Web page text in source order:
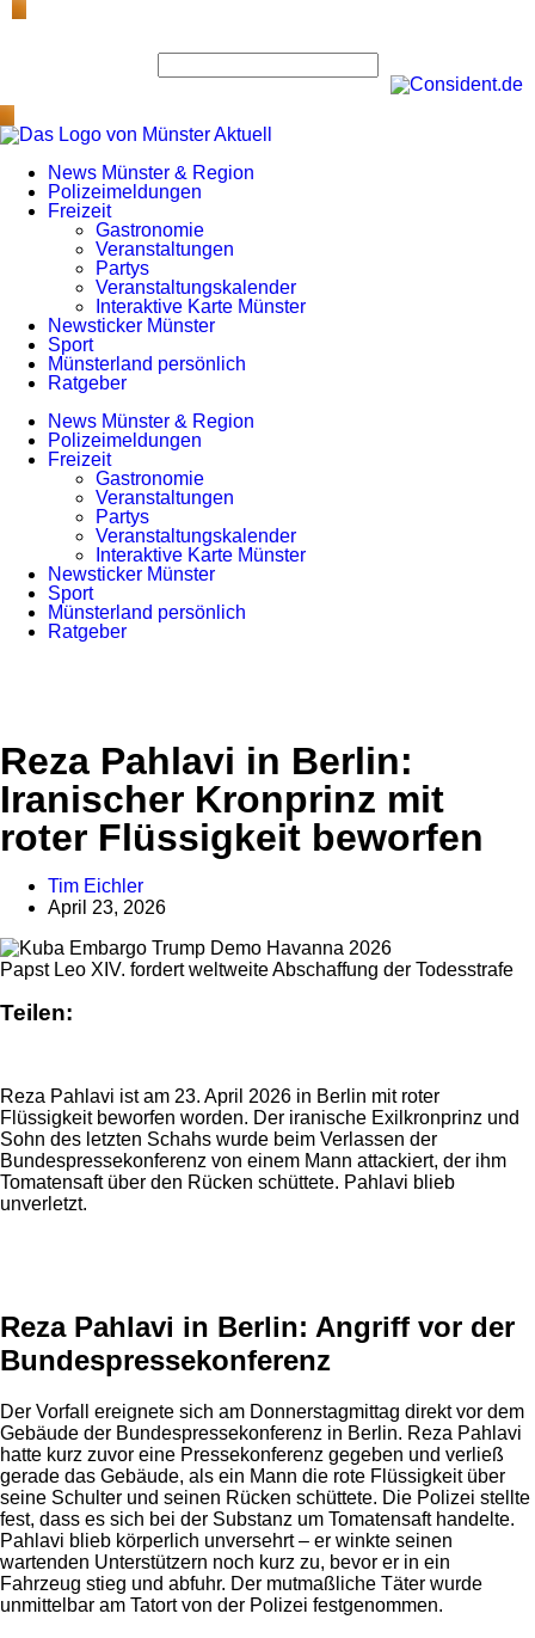
News Münster & Region
Polizeimeldungen
Freizeit
Gastronomie
Veranstaltungen
Partys
Veranstaltungskalender
Interaktive Karte Münster
Newsticker Münster
Sport
Münsterland persönlich
Ratgeber
News Münster & Region
Polizeimeldungen
Freizeit
Gastronomie
Veranstaltungen
Partys
Veranstaltungskalender
Interaktive Karte Münster
Newsticker Münster
Sport
Münsterland persönlich
Ratgeber
Reza Pahlavi in Berlin:
Iranischer Kronprinz mit
roter Flüssigkeit beworfen
Tim Eichler
April 23, 2026
Papst Leo XIV. fordert weltweite Abschaffung der Todesstrafe
Teilen:
Reza Pahlavi ist am 23. April 2026 in Berlin mit roter
Flüssigkeit beworfen worden. Der iranische Exilkronprinz und
Sohn des letzten Schahs wurde beim Verlassen der
Bundespressekonferenz von einem Mann attackiert, der ihm
Tomatensaft über den Rücken schüttete. Pahlavi blieb
unverletzt.
Reza Pahlavi in Berlin: Angriff vor der
Bundespressekonferenz
Der Vorfall ereignete sich am Donnerstagmittag direkt vor dem
Gebäude der Bundespressekonferenz in Berlin. Reza Pahlavi
hatte kurz zuvor eine Pressekonferenz gegeben und verließ
gerade das Gebäude, als ein Mann die rote Flüssigkeit über
seine Schulter und seinen Rücken schüttete. Die Polizei stellte
fest, dass es sich bei der Substanz um Tomatensaft handelte.
Pahlavi blieb körperlich unversehrt – er winkte seinen
wartenden Unterstützern noch kurz zu, bevor er in ein
Fahrzeug stieg und abfuhr. Der mutmaßliche Täter wurde
unmittelbar am Tatort von der Polizei festgenommen.